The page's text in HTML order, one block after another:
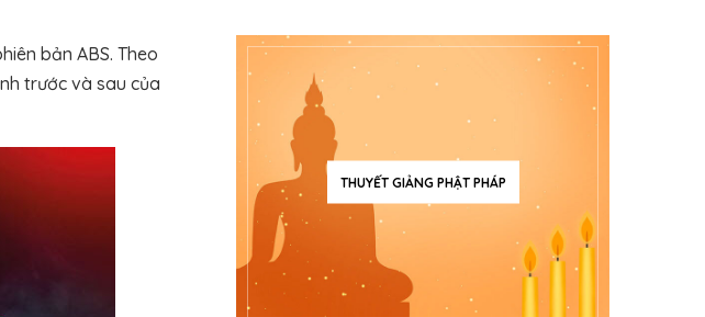
bản ABS. Theo
trước và sau của
THUYẾT GIẢNG PHẬT PHÁP